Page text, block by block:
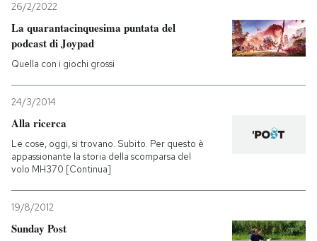
NEWSLETTER
I MIEI PREFERITI
SHOP
26/2/2022
La quarantacinquesima puntata del
podcast di Joypad
Quella con i giochi grossi
24/3/2014
Alla ricerca
Le cose, oggi, si trovano. Subito. Per questo è
appassionante la storia della scomparsa del
volo MH370 [Continua]
19/8/2012
Sunday Post